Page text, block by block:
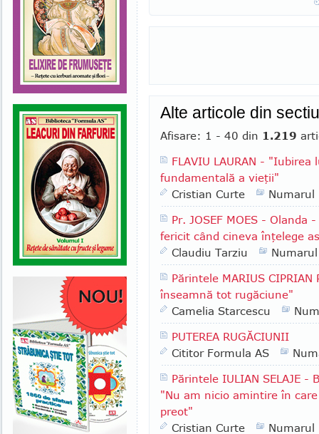
Alte articole din
Afisare: 1 - 40 din 1.219
FLAVIU LAURAN -
fundamentală a vieţii"
Cristian Curte
Numarul
Pr. JOSEF MOES -
fericit când cineva înţelege
Claudiu Tarziu
Părintele MARIUS
înseamnă tot rugăciune"
Camelia Starcescu
PUTEREA RUGĂCIUNII
Cititor Formula AS
Părintele IULIAN SELAJE
"Nu am nicio amintire în
preot"
Cristian Curte
Numarul